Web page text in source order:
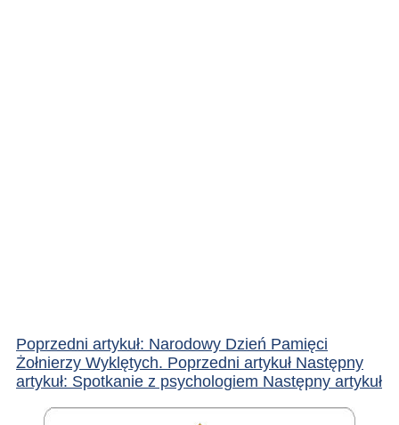
Poprzedni artykuł: Narodowy Dzień Pamięci
Żołnierzy Wyklętych. Poprzedni artykuł Następny
artykuł: Spotkanie z psychologiem Następny artykuł